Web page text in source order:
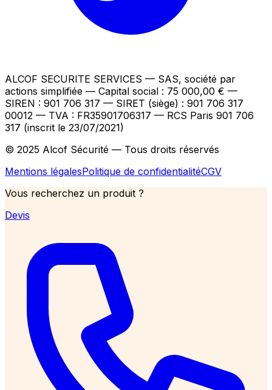
ALCOF SECURITE SERVICES — SAS, société par
actions simplifiée — Capital social : 75 000,00 € —
SIREN : 901 706 317 — SIRET (siège) : 901 706 317
00012 — TVA : FR35901706317 — RCS Paris 901 706
317 (inscrit le 23/07/2021)
© 2025 Alcof Sécurité — Tous droits réservés
Mentions légalesPolitique de confidentialitéCGV
Vous recherchez un produit ?
Devis